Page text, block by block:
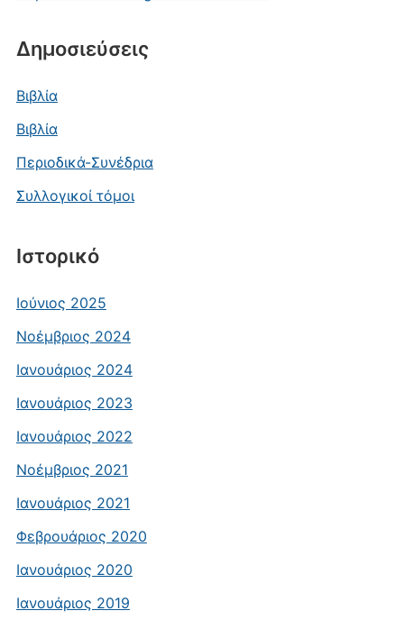
Δημοσιεύσεις
Βιβλία
Βιβλία
Περιοδικά-Συνέδρια
Συλλογικοί τόμοι
Ιστορικό
Ιούνιος 2025
Νοέμβριος 2024
Ιανουάριος 2024
Ιανουάριος 2023
Ιανουάριος 2022
Νοέμβριος 2021
Ιανουάριος 2021
Φεβρουάριος 2020
Ιανουάριος 2020
Ιανουάριος 2019